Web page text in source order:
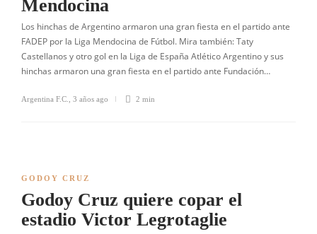
Mendocina
Los hinchas de Argentino armaron una gran fiesta en el partido ante
FADEP por la Liga Mendocina de Fútbol. Mira también: Taty
Castellanos y otro gol en la Liga de España Atlético Argentino y sus
hinchas armaron una gran fiesta en el partido ante Fundación…
Argentina F.C. 3 años ago 2 min
GODOY CRUZ
Godoy Cruz quiere copar el
estadio Victor Legrotaglie